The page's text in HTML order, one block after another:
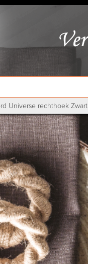
Universe rechthoek Zwart